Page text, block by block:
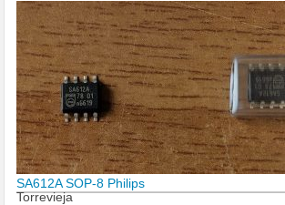
SA612A SOP-8 Philips
Torrevieja